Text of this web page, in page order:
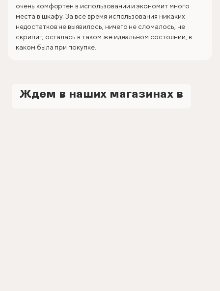
очень комфортен в использовании и экономит много
места в шкафу. За все время использования никаких
недостатков не выявилось, ничего не сломалось, не
скрипит, осталась в таком же идеальном состоянии, в
каком была при покупке.
Ждем в наших магазинах в